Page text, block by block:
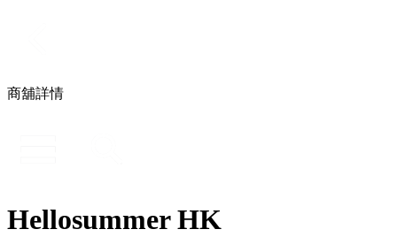
商舖詳情
Hellosummer HK